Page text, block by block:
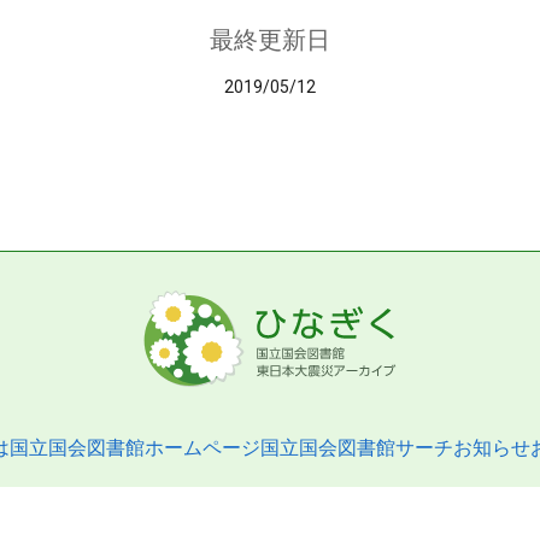
最終更新日
2019/05/12
国立国会図書館ホームページ国立国会図書館サーチお知らせ